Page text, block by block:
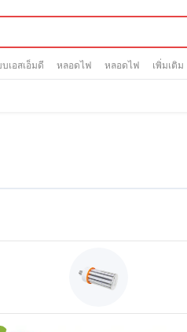
เอสเอ็มดี หลอดไฟ หลอดไฟ เพิ่มเติม